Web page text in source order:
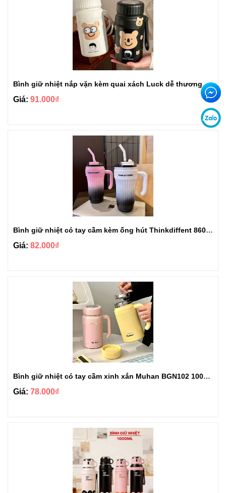
Bình giữ nhiệt nắp vặn kèm quai xách Luck dễ thương 1000ml BGN103
Giá: 91.000₫
Bình giữ nhiệt có tay cầm kèm ống hút Thinkdiffent 860ml BGN801
Giá: 82.000₫
Bình giữ nhiệt có tay cầm xinh xắn Muhan BGN102 1000ml
Giá: 78.000₫